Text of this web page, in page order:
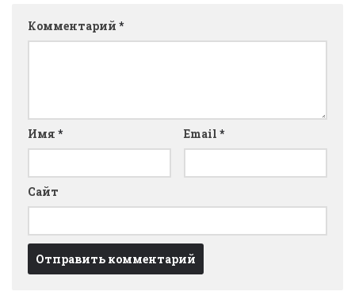
Комментарий *
Имя * Email *
Сайт